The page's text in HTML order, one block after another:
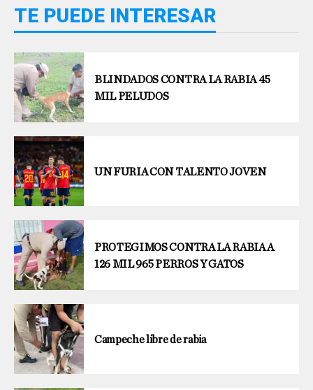
TE PUEDE INTERESAR
BLINDADOS CONTRA LA RABIA 45
MIL PELUDOS
UN FURIA CON TALENTO JOVEN
PROTEGIMOS CONTRA LA RABIA A
126 MIL 965 PERROS Y GATOS
Campeche libre de rabia